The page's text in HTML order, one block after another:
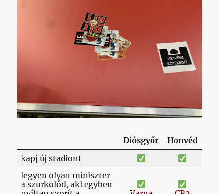
Diósgyőr
Honvéd
kapj új stadiont
legyen olyan miniszter
a szurkolód, aki egyben